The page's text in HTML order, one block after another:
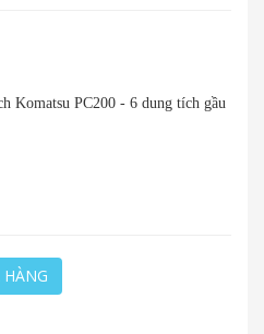
Komatsu PC200 - 6 dung tích gầu